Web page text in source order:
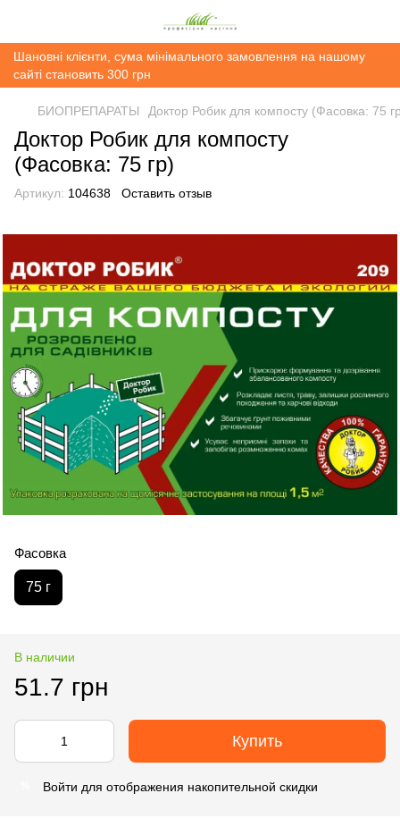
Шановні клієнти, сума мінімального замовлення на нашому
сайті становить 300 грн
БИОПРЕПАРАТЫ Доктор Робик для компосту (Фасовка: 75
Доктор Робик для компосту
(Фасовка: 75 гр)
Артикул: 104638 Оставить отзыв
Фасовка
75 г
В наличии
51.7 грн
Купить
Войти для отображения накопительной скидки